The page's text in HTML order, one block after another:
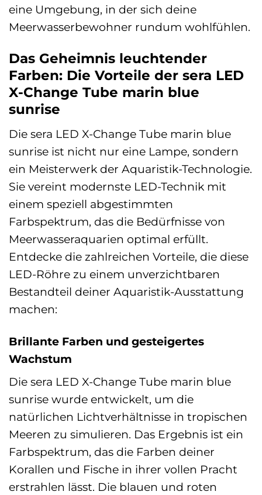
eine Umgebung, in der sich deine
Meerwasserbewohner rundum wohlfühlen.
Das Geheimnis leuchtender
Farben: Die Vorteile der sera LED
X-Change Tube marin blue
sunrise
Die sera LED X-Change Tube marin blue
sunrise ist nicht nur eine Lampe, sondern
ein Meisterwerk der Aquaristik-Technologie.
Sie vereint modernste LED-Technik mit
einem speziell abgestimmten
Farbspektrum, das die Bedürfnisse von
Meerwasseraquarien optimal erfüllt.
Entdecke die zahlreichen Vorteile, die diese
LED-Röhre zu einem unverzichtbaren
Bestandteil deiner Aquaristik-Ausstattung
machen:
Brillante Farben und gesteigertes
Wachstum
Die sera LED X-Change Tube marin blue
sunrise wurde entwickelt, um die
natürlichen Lichtverhältnisse in tropischen
Meeren zu simulieren. Das Ergebnis ist ein
Farbspektrum, das die Farben deiner
Korallen und Fische in ihrer vollen Pracht
erstrahlen lässt. Die blauen und roten